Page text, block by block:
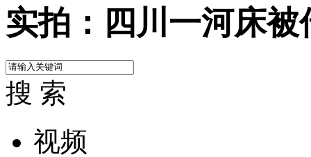
实拍：四川一河床
搜 索
视频